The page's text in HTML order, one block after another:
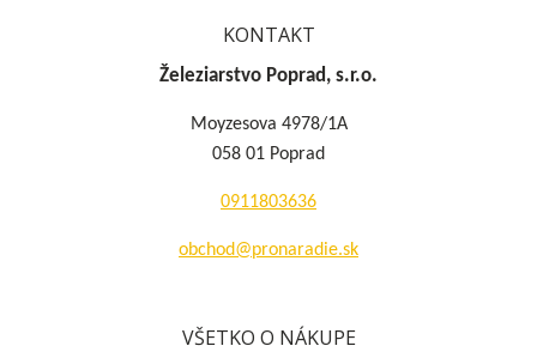
KONTAKT
Železiarstvo Poprad, s.r.o.
Moyzesova 4978/1A
058 01 Poprad
0911803636
obchod@pronaradie.sk
VŠETKO O NÁKUPE